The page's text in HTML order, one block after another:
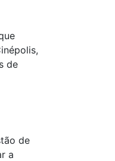
de
de
a